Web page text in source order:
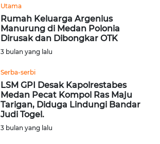
Utama
Rumah Keluarga Argenius
Manurung di Medan Polonia
Dirusak dan Dibongkar OTK
3 bulan yang lalu
Serba-serbi
LSM GPI Desak Kapolrestabes
Medan Pecat Kompol Ras Maju
Tarigan, Diduga Lindungi Bandar
Judi Togel.
3 bulan yang lalu